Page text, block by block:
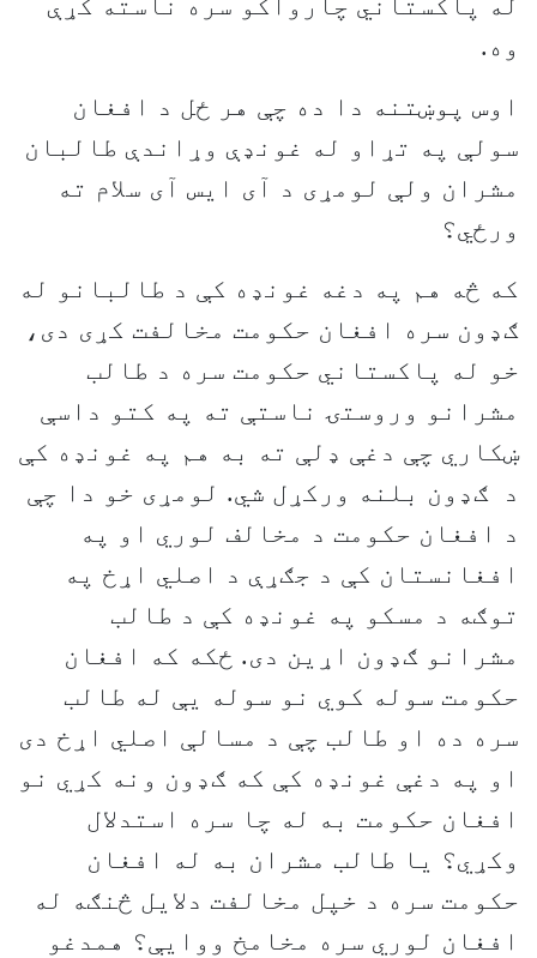
له پاکستاني چارواکو سره ناسته کړې
وه.
اوس پوښتنه دا ده چې هر ځل د افغان
سولې په تړاو له غونډې وړاندې طالبان
مشران ولې لومړی د آی ايس آی سلام ته
ورځي؟
که څه هم په دغه غونډه کې د طالبانو له
ګډون سره افغان حکومت مخالفت کړی دی،
خو له پاکستاني حکومت سره د طالب
مشرانو وروستۍ ناستې ته په کتو داسې
ښکاري چې دغې ډلې ته به هم په غونډه کې
د ګډون بلنه ورکړل شي. لومړی خو دا چې
د افغان حکومت د مخالف لوري او په
افغانستان کې د جګړې د اصلي اړخ په
توګه د مسکو په غونډه کې د طالب
مشرانو ګډون اړين دی. ځکه که افغان
حکومت سوله کوي نو سوله يې له طالب
سره ده او طالب چې د مسالې اصلي اړخ دی
او په دغې غونډه کې که ګډون ونه کړي نو
افغان حکومت به له چا سره استدلال
وکړي؟ يا طالب مشران به له افغان
حکومت سره د خپل مخالفت دلايل څنګه له
افغان لوري سره مخامخ ووايې؟ همدغو